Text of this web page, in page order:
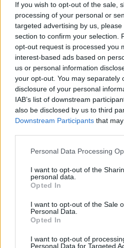
If you wish to opt-out of the sale,
processing of your personal or
targeted advertising by us,
section to confirm your selection.
opt-out request is processed you
interest-based ads based on
us or personal information
your opt-out. You may separately
disclosure of your personal
IAB’s list of downstream
also be disclosed by us to third
Downstream Participants that
Personal Data Processing
I want to opt-out of the
personal data.
Opted In
I want to opt-out of the Sale
Personal Data.
Opted In
I want to opt-out of
Personal Data for Targeted
με
και
τους
μουσική
Life
Καλοκαίρι στην Αττική